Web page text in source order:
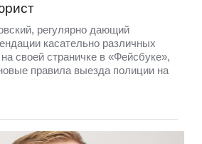
регулярно дающий
касательно различных
своей страничке в «Фейсбуке»,
правила выезда полиции на